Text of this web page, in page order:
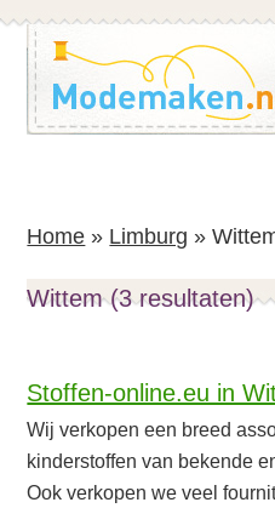
Spring
naar
de
inhoud
Spring
naar
de
voettekst
Home » Limburg »
Wittem (3 resultaten)
Stoffen-online.eu in
Wij verkopen een breed
kinderstoffen van bekende
Ook verkopen we veel